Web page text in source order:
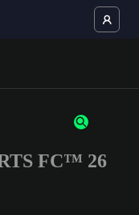
or numbers
FC™ 26